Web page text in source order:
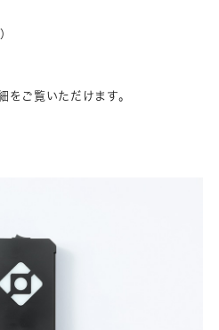
をご覧いただけます。